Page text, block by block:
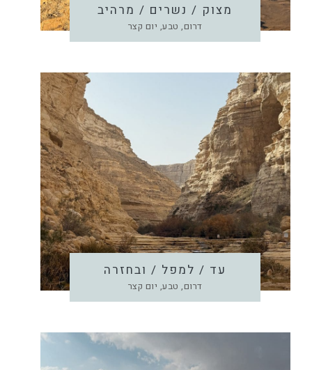
מצוק / נשרים / מרהיב
דרום, טבע, יום קצר
עד / למפל / ובחזרה
דרום, טבע, יום קצר